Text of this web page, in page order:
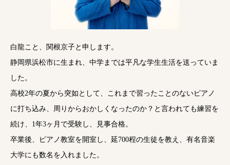
白龍こと、関根京子と申します。
静岡県浜松市に生まれ、中学までは平凡な学生生活を送っていま
した。
高校2年の夏から突如として、これまで習ったことのないピアノ
に打ち込み、周りからおかしくなったのか？と言われても練習を
続け、1年3ヶ月で受験し、見事合格。
卒業後、ピアノ教室を開室し、延700程の生徒を教え、有名音楽
大学にも数名を入れました。